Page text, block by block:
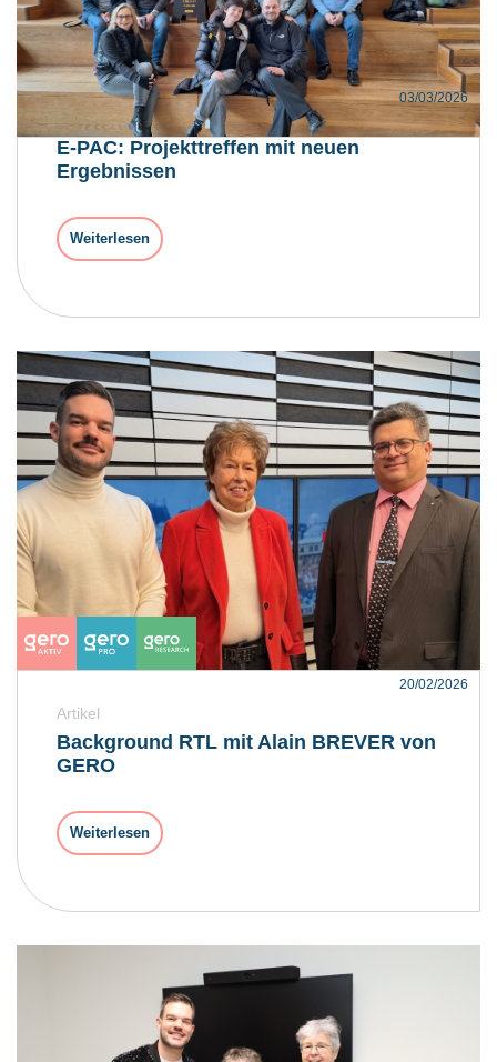
03/03/2026
E-PAC: Projekttreffen mit neuen
Ergebnissen
Weiterlesen
20/02/2026
Artikel
Background RTL mit Alain BREVER von
GERO
Weiterlesen